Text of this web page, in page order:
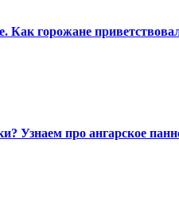
Как горожане
Узнаем про ангарское